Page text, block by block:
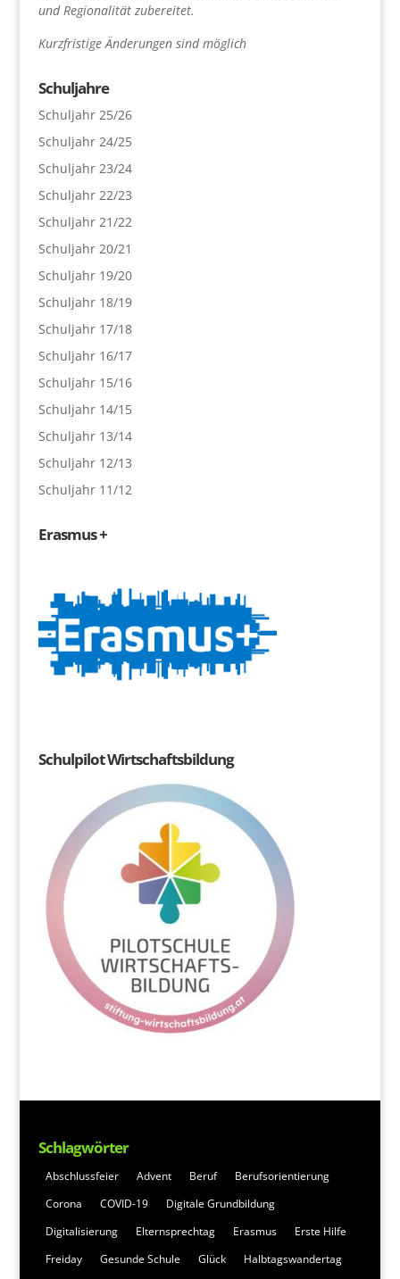
und Regionalität zubereitet.
Kurzfristige Änderungen sind möglich
Schuljahre
Schuljahr 25/26
Schuljahr 24/25
Schuljahr 23/24
Schuljahr 22/23
Schuljahr 21/22
Schuljahr 20/21
Schuljahr 19/20
Schuljahr 18/19
Schuljahr 17/18
Schuljahr 16/17
Schuljahr 15/16
Schuljahr 14/15
Schuljahr 13/14
Schuljahr 12/13
Schuljahr 11/12
Erasmus +
Schulpilot Wirtschaftsbildung
Schlagwörter
Abschlussfeier Advent Beruf
Berufsorientierung
Corona
COVID-19
Digitale Grundbildung
Digitalisierung
Elternsprechtag Erasmus
Erste Hilfe
Freiday
Gesunde Schule Glück
Halbtagswandertag